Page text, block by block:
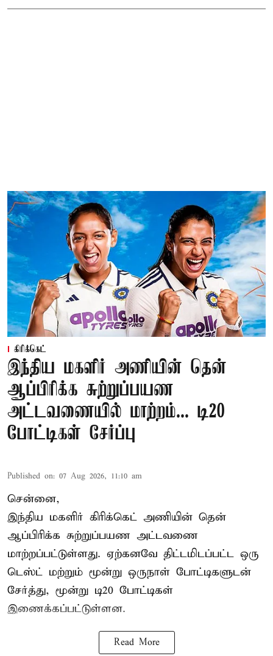
கிரிக்கெட்
இந்திய மகளிர் அணியின் தென்
ஆப்பிரிக்க சுற்றுப்பயண
அட்டவணையில் மாற்றம்... டி20
போட்டிகள் சேர்ப்பு
Published on: 07 Aug 2026, 11:10 am
சென்னை,
இந்திய மகளிர் கிரிக்கெட் அணியின் தென்
ஆப்பிரிக்க சுற்றுப்பயண அட்டவணை
மாற்றப்பட்டுள்ளது. ஏற்கனவே திட்டமிடப்பட்ட ஒரு
டெஸ்ட் மற்றும் மூன்று ஒருநாள் போட்டிகளுடன்
சேர்த்து, மூன்று டி20 போட்டிகள்
இணைக்கப்பட்டுள்ளன.
Read More